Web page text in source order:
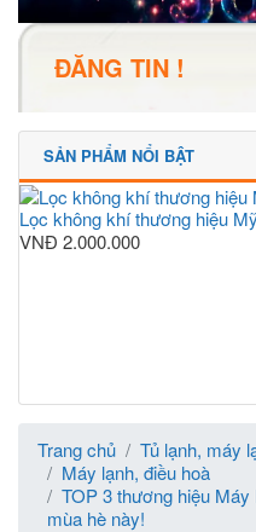
ĐĂNG TIN !
SẢN PHẨM NỔI BẬT
Lọc không khí thương hiệu
VNĐ 2.000.000
Trang chủ
Tủ lạnh, máy
Máy lạnh, điều hoà
TOP 3 thương hiệu
mùa hè này!